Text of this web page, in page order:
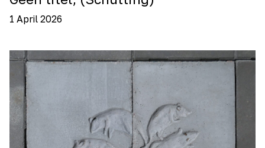
1 April 2026